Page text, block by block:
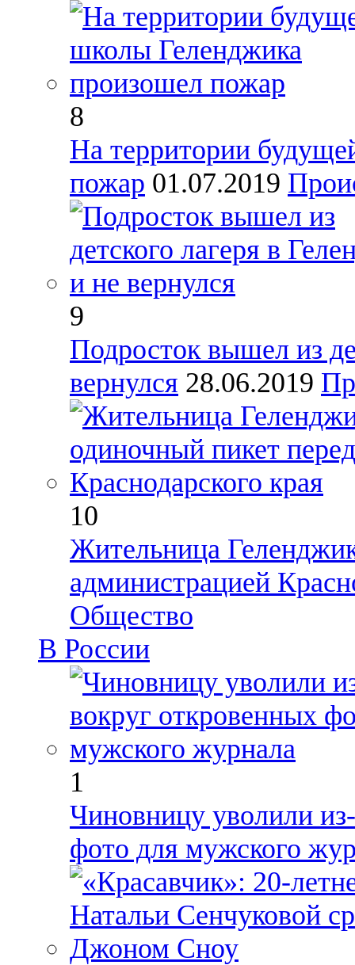
8
На территории
пожар 01.07.2019
9
Подросток вышел из
вернулся 28.06.2019
10
Жительница
администрацией
Общество
В России
1
Чиновницу уволили
фото для мужского